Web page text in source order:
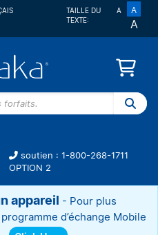
TAILLE DU
TEXTE:
A A
A
soutien : 1-800-268-1711
OPTION 2
appareil - Pour plus
d’échange Mobile